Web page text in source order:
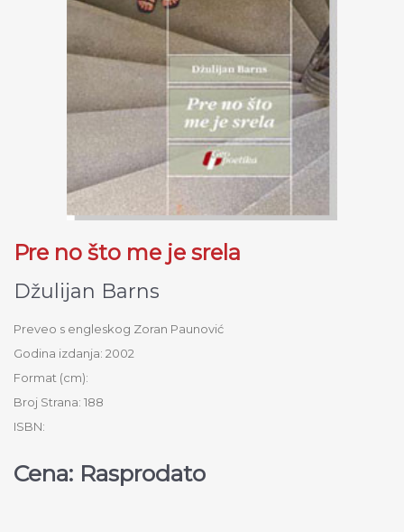
Pre no što me je srela
Džulijan Barns
Preveo s engleskog Zoran Paunović
Godina izdanja: 2002
Format (cm):
Broj Strana: 188
ISBN:
Cena: Rasprodato